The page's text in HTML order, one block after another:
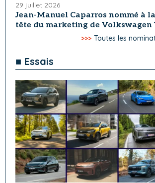
29 juillet 2026
Jean-Manuel Caparros nommé à la
tête du marketing de Volkswagen
>>> Toutes les
■ Essais